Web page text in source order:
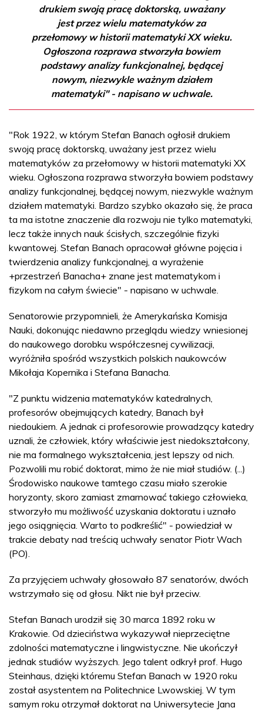
drukiem swoją pracę doktorską, uważany
jest przez wielu matematyków za
przełomowy w historii matematyki XX wieku.
Ogłoszona rozprawa stworzyła bowiem
podstawy analizy funkcjonalnej, będącej
nowym, niezwykle ważnym działem
matematyki" - napisano w uchwale.
"Rok 1922, w którym Stefan Banach ogłosił drukiem
swoją pracę doktorską, uważany jest przez wielu
matematyków za przełomowy w historii matematyki XX
wieku. Ogłoszona rozprawa stworzyła bowiem podstawy
analizy funkcjonalnej, będącej nowym, niezwykle ważnym
działem matematyki. Bardzo szybko okazało się, że praca
ta ma istotne znaczenie dla rozwoju nie tylko matematyki,
lecz także innych nauk ścisłych, szczególnie fizyki
kwantowej. Stefan Banach opracował główne pojęcia i
twierdzenia analizy funkcjonalnej, a wyrażenie
+przestrzeń Banacha+ znane jest matematykom i
fizykom na całym świecie" - napisano w uchwale.
Senatorowie przypomnieli, że Amerykańska Komisja
Nauki, dokonując niedawno przeglądu wiedzy wniesionej
do naukowego dorobku współczesnej cywilizacji,
wyróżniła spośród wszystkich polskich naukowców
Mikołaja Kopernika i Stefana Banacha.
"Z punktu widzenia matematyków katedralnych,
profesorów obejmujących katedry, Banach był
niedoukiem. A jednak ci profesorowie prowadzący katedry
uznali, że człowiek, który właściwie jest niedokształcony,
nie ma formalnego wykształcenia, jest lepszy od nich.
Pozwolili mu robić doktorat, mimo że nie miał studiów. (...)
Środowisko naukowe tamtego czasu miało szerokie
horyzonty, skoro zamiast zmarnować takiego człowieka,
stworzyło mu możliwość uzyskania doktoratu i uznało
jego osiągnięcia. Warto to podkreślić" - powiedział w
trakcie debaty nad treścią uchwały senator Piotr Wach
(PO).
Za przyjęciem uchwały głosowało 87 senatorów, dwóch
wstrzymało się od głosu. Nikt nie był przeciw.
Stefan Banach urodził się 30 marca 1892 roku w
Krakowie. Od dzieciństwa wykazywał nieprzeciętne
zdolności matematyczne i lingwistyczne. Nie ukończył
jednak studiów wyższych. Jego talent odkrył prof. Hugo
Steinhaus, dzięki któremu Stefan Banach w 1920 roku
został asystentem na Politechnice Lwowskiej. W tym
samym roku otrzymał doktorat na Uniwersytecie Jana